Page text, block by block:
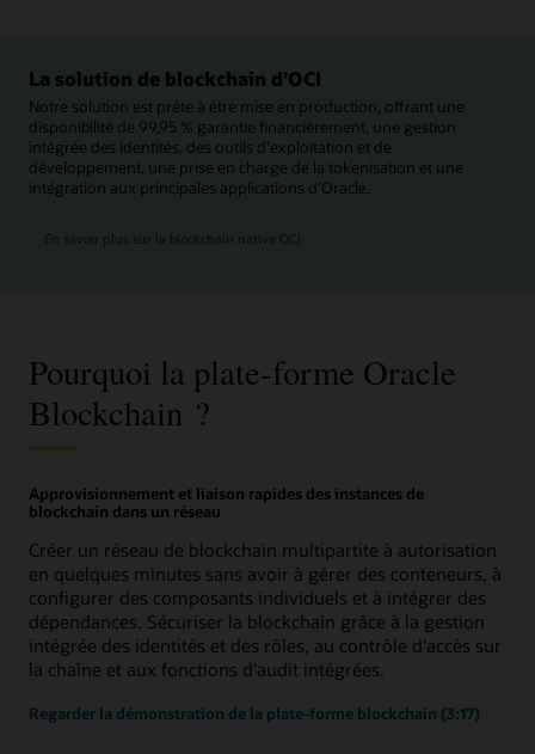
La solution de blockchain d'OCI
Notre solution est prête à être mise en production, offrant une
disponibilité de 99,95 % garantie financièrement, une gestion
intégrée des identités, des outils d'exploitation et de
développement, une prise en charge de la tokenisation et une
intégration aux principales applications d'Oracle.
En savoir plus sur la blockchain native OCI
Pourquoi la plate-forme Oracle
Blockchain ?
Approvisionnement et liaison rapides des instances de
blockchain dans un réseau
Créer un réseau de blockchain multipartite à autorisation
en quelques minutes sans avoir à gérer des conteneurs, à
configurer des composants individuels et à intégrer des
dépendances. Sécuriser la blockchain grâce à la gestion
intégrée des identités et des rôles, au contrôle d'accès sur
la chaîne et aux fonctions d'audit intégrées.
Regarder la démonstration de la plate-forme blockchain (3:17)